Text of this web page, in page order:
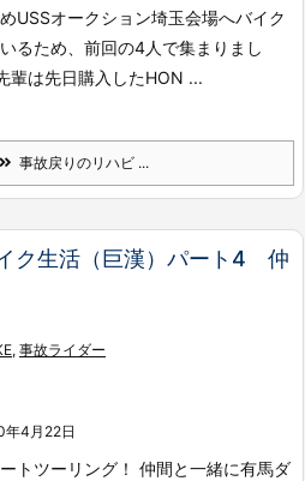
USSオークション埼玉会場へバイク
るため、前回の4人で集まりまし
輩は先日購入したHON ...
事故戻りのリハビ ...
ク生活（巨漢）パート4 仲
, 事故ライダー
年4月22日
トツーリング！ 仲間と一緒に有馬ダ